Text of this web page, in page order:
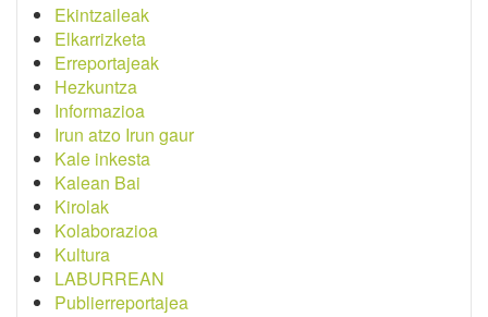
Ekintzaileak
Elkarrizketa
Erreportajeak
Hezkuntza
Informazioa
Irun atzo Irun gaur
Kale inkesta
Kalean Bai
Kirolak
Kolaborazioa
Kultura
LABURREAN
Publierreportajea